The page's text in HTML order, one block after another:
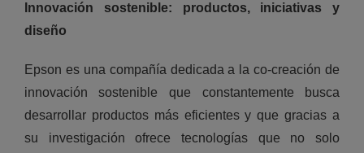
Innovación sostenible: productos, iniciativas y
diseño
Epson es una compañía dedicada a la co-creación de
innovación sostenible que constantemente busca
desarrollar productos más eficientes y que gracias a
su investigación ofrece tecnologías que no solo